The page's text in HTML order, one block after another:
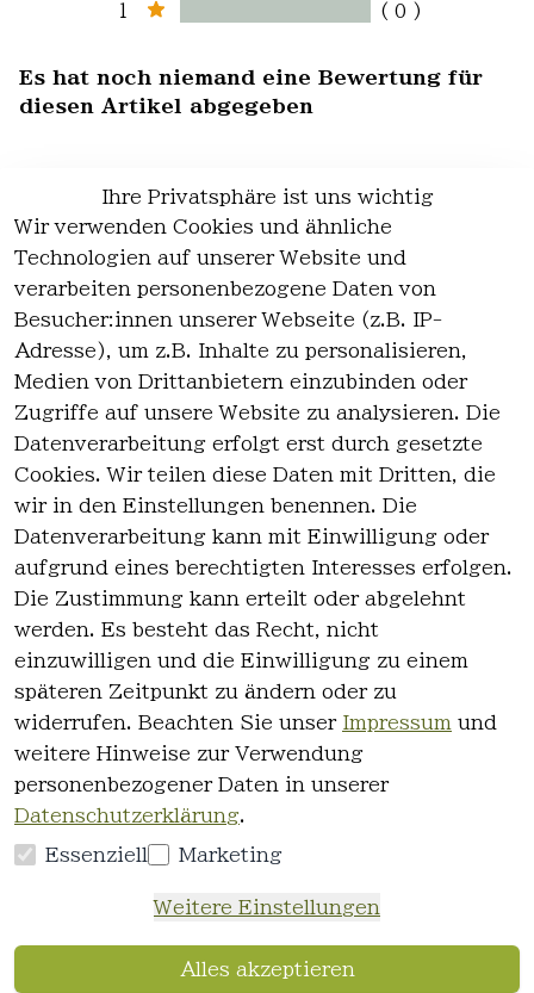
1
( 0 )
Es hat noch niemand eine Bewertung für
diesen Artikel abgegeben
EU-Verantwortliche Person - klicken Sie
für Details
Ihre Privatsphäre ist uns wichtig
Wir verwenden Cookies und ähnliche
Technologien auf unserer Website und
verarbeiten personenbezogene Daten von
Besucher:innen unserer Webseite (z.B. IP-
Adresse), um z.B. Inhalte zu personalisieren,
Medien von Drittanbietern einzubinden oder
Zugriffe auf unsere Website zu analysieren. Die
Datenverarbeitung erfolgt erst durch gesetzte
Cookies. Wir teilen diese Daten mit Dritten, die
wir in den Einstellungen benennen. Die
Datenverarbeitung kann mit Einwilligung oder
aufgrund eines berechtigten Interesses erfolgen.
Die Zustimmung kann erteilt oder abgelehnt
werden. Es besteht das Recht, nicht
einzuwilligen und die Einwilligung zu einem
späteren Zeitpunkt zu ändern oder zu
widerrufen. Beachten Sie unser Impressum und
weitere Hinweise zur Verwendung
personenbezogener Daten in unserer
Datenschutzerklärung.
Essenziell Marketing
Weitere Einstellungen
Alles akzeptieren
es
AGB
Datenschutz
Widerrufsre
cht
Kontakt
Kontakt
Registrieren
widerrufen